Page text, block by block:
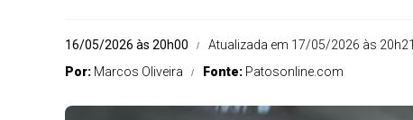
16/05/2026 às 20h00
Atualizada em 17/05/2026 às 20h21
Por: Marcos Oliveira Fonte: Patosonline.com